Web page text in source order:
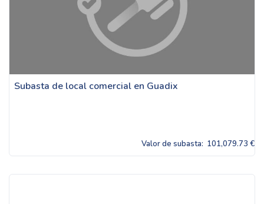
Subasta de local comercial en Guadix
Valor de subasta: 101,079.73 €